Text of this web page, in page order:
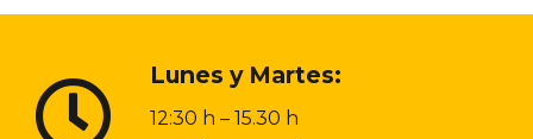
Lunes y Martes:
12:30 h – 15.30 h